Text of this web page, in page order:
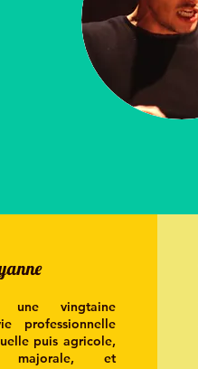
une vingtaine
professionnelle
puis agricole,
et